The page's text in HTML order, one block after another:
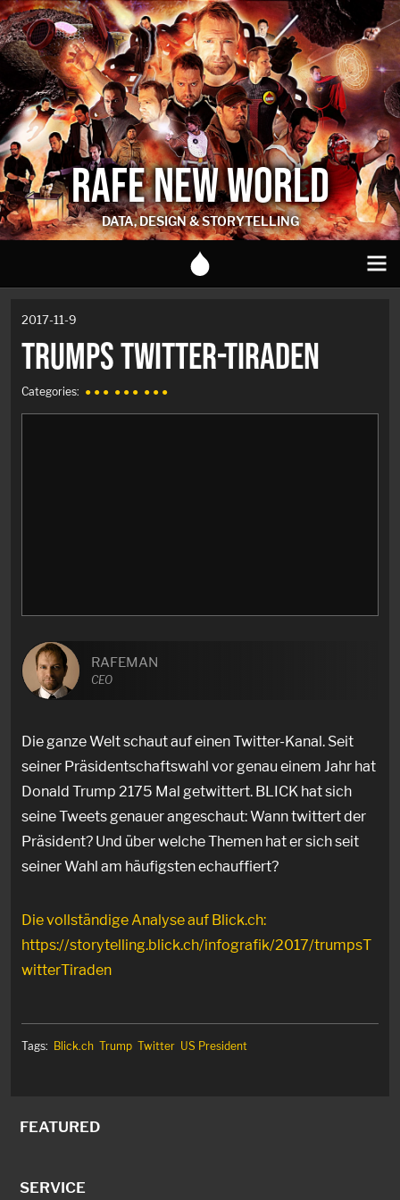
RAFE NEW WORLD
DATA, DESIGN & STORYTELLING
2017-11-9
TRUMPS TWITTER-TIRADEN
Categories: ● ● ● ● ● ● ● ● ●
RAFEMAN
CEO
Die ganze Welt schaut auf einen Twitter-Kanal. Seit
seiner Präsidentschaftswahl vor genau einem Jahr hat
Donald Trump 2175 Mal getwittert. BLICK hat sich
seine Tweets genauer angeschaut: Wann twittert der
Präsident? Und über welche Themen hat er sich seit
seiner Wahl am häufigsten echauffiert?
Die vollständige Analyse auf Blick.ch:
https://storytelling.blick.ch/infografik/2017/trumpsT
witterTiraden
Tags: Blick.ch Trump Twitter US President
FEATURED
SERVICE